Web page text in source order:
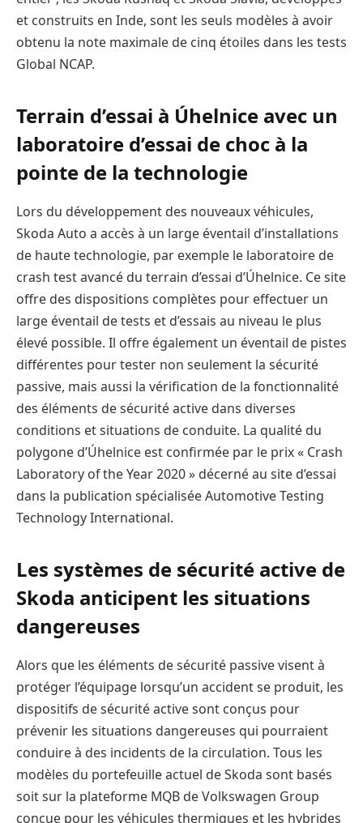
et construits en Inde, sont les seuls modèles à avoir
obtenu la note maximale de cinq étoiles dans les tests
Global NCAP.
Terrain d’essai à Úhelnice avec un
laboratoire d’essai de choc à la
pointe de la technologie
Lors du développement des nouveaux véhicules,
Skoda Auto a accès à un large éventail d’installations
de haute technologie, par exemple le laboratoire de
crash test avancé du terrain d’essai d’Úhelnice. Ce site
offre des dispositions complètes pour effectuer un
large éventail de tests et d’essais au niveau le plus
élevé possible. Il offre également un éventail de pistes
différentes pour tester non seulement la sécurité
passive, mais aussi la vérification de la fonctionnalité
des éléments de sécurité active dans diverses
conditions et situations de conduite. La qualité du
polygone d’Úhelnice est confirmée par le prix « Crash
Laboratory of the Year 2020 » décerné au site d’essai
dans la publication spécialisée Automotive Testing
Technology International.
Les systèmes de sécurité active de
Skoda anticipent les situations
dangereuses
Alors que les éléments de sécurité passive visent à
protéger l’équipage lorsqu’un accident se produit, les
dispositifs de sécurité active sont conçus pour
prévenir les situations dangereuses qui pourraient
conduire à des incidents de la circulation. Tous les
modèles du portefeuille actuel de Skoda sont basés
soit sur la plateforme MQB de Volkswagen Group
conçue pour les véhicules thermiques et les hybrides